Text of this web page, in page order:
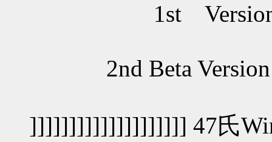
1st Version
2nd Beta Version
]]]]]]]]]]]]]]]]]]]] 47氏